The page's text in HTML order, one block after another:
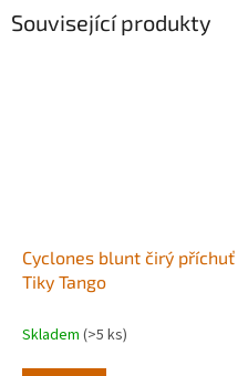
Související produkty
Cyclones blunt čirý příchuť
Tiky Tango
Skladem (>5 ks)